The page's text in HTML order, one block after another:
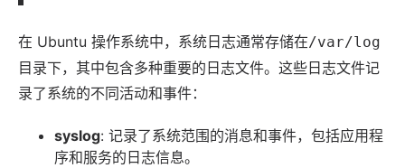
在 Ubuntu 操作系统中，系统日志通常存储在/var/log
目录下，其中包含多种重要的日志文件。这些日志文件记
录了系统的不同活动和事件：
syslog: 记录了系统范围的消息和事件，包括应用程
序和服务的日志信息。